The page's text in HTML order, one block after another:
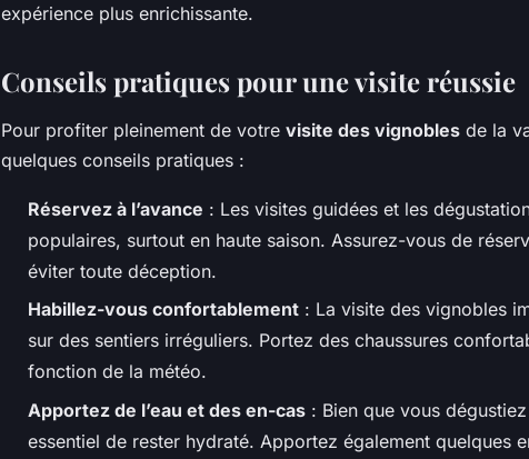
expérience plus enrichissante.
Conseils pratiques pour une visite réussie
Pour profiter pleinement de votre visite des vignobles de la
quelques conseils pratiques :
Réservez à l’avance : Les visites guidées et les
populaires, surtout en haute saison. Assurez-vous de
éviter toute déception.
Habillez-vous confortablement : La visite des vignobles
sur des sentiers irréguliers. Portez des chaussures
fonction de la météo.
Apportez de l’eau et des en-cas : Bien que vous
essentiel de rester hydraté. Apportez également quelques